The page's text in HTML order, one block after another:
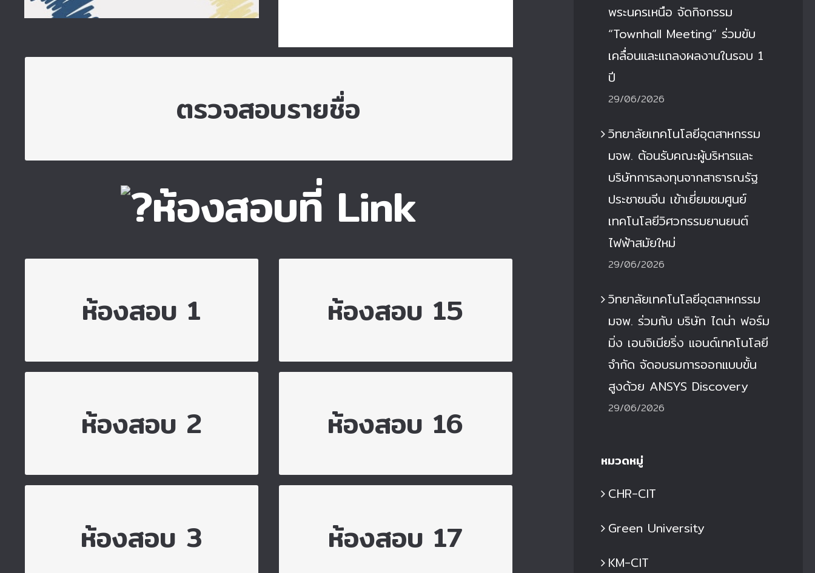
ตรวจสอบรายชื่อ
คลิกเพื่อไปตรวจสอบรายชื่อ
ห้องสอบที่ Link
ห้องสอบ 1
ไปยังห้องสอบ 1
ห้องสอบ 2
ไปยังห้องสอบ 2
ห้องสอบ 3
ไปยังห้องสอบ 3
ห้องสอบ 15
ไปยังห้องสอบ 15
ห้องสอบ 16
ไปยังห้องสอบ 16
ห้องสอบ 17
ไปยังห้องสอบ 17
พระนครเหนือ จัดกิจกรรม
“Townhall Meeting” ร่วมขับ
เคลื่อนและแถลงผลงานในรอบ 1
ปี
29/06/2026
วิทยาลัยเทคโนโลยีอุตสาหกรรม
มจพ. ต้อนรับคณะผู้บริหารและ
บริษัทการลงทุนจากสาธารณรัฐ
ประชาชนจีน เข้าเยี่ยมชมศูนย์
เทคโนโลยีวิศวกรรมยานยนต์
ไฟฟ้าสมัยใหม่
29/06/2026
วิทยาลัยเทคโนโลยีอุตสาหกรรม
มจพ. ร่วมกับ บริษัท ไดน่า ฟอร์ม
มิ่ง เอนจิเนียริ่ง แอนด์เทคโนโลยี
จำกัด จัดอบรมการออกแบบขั้น
สูงด้วย ANSYS Discovery
29/06/2026
หมวดหมู่
CHR-CIT
Green University
KM-CIT